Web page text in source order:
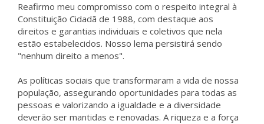
Reafirmo meu compromisso com o respeito integral à
Constituição Cidadã de 1988, com destaque aos
direitos e garantias individuais e coletivos que nela
estão estabelecidos. Nosso lema persistirá sendo
"nenhum direito a menos".
As políticas sociais que transformaram a vida de nossa
população, assegurando oportunidades para todas as
pessoas e valorizando a igualdade e a diversidade
deverão ser mantidas e renovadas. A riqueza e a força